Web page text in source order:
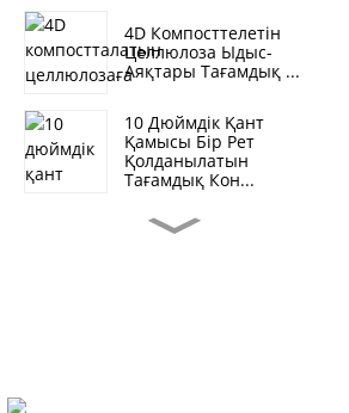
4D Компосттелетін
Целлюлоза Ыдыс-
Аяқтары Тағамдық ...
10 Дюймдік Қант
Қамысы Бір Рет
Қолданылатын
Тағамдық Кон...
TR10S Компостталатын